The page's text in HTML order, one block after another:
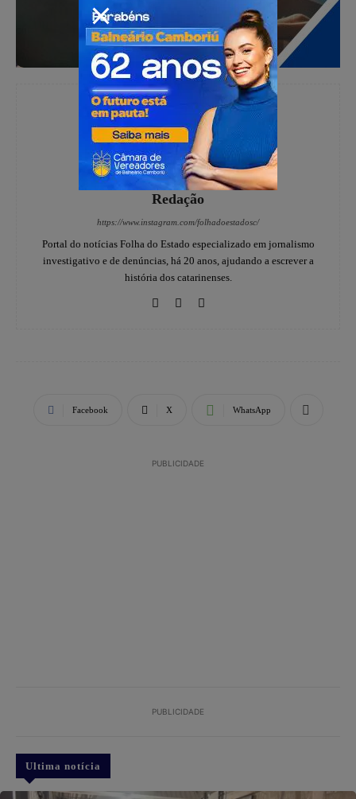
Redação
https://www.instagram.com/folhadoestadosc/
Portal do notícias Folha do Estado especializado em jornalismo
investigativo e de denúncias, há 20 anos, ajudando a escrever a
história dos catarinenses.
Facebook X WhatsApp
PUBLICIDADE
PUBLICIDADE
Ultima notícia